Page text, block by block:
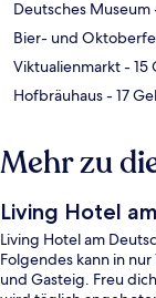
Deutsches Museum
Bier- und
Viktualienmarkt- 15
Hofbräuhaus- 17
Mehr zu
Living Hotel
Living Hotel am
Folgendes kann in
und Gasteig. Freu